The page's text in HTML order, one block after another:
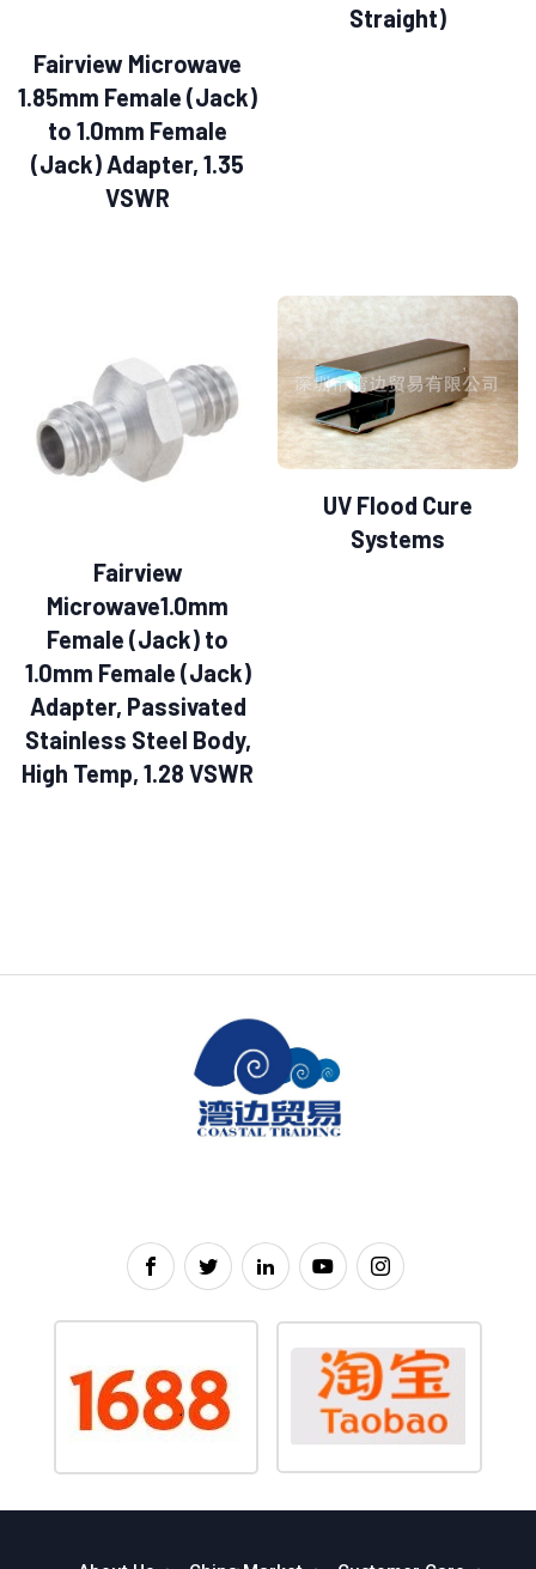
Fairview Microwave
1.85mm Female (Jack)
to 1.0mm Female
(Jack) Adapter, 1.35
VSWR
Straight)
Fairview
Microwave1.0mm
Female (Jack) to
1.0mm Female (Jack)
Adapter, Passivated
Stainless Steel Body,
High Temp, 1.28 VSWR
UV Flood Cure
Systems